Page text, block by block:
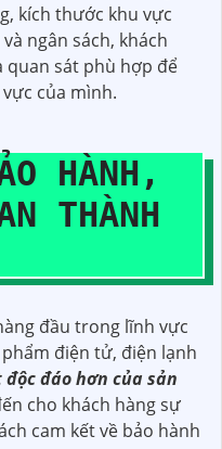
kích thước khu vực
ngân sách, khách
quan sát phù hợp để
của mình.
HÀNH,
THÀNH
đầu trong lĩnh vực
điện tử, điện lạnh
độc đáo hơn của sản
cho khách hàng sự
cam kết về bảo hành